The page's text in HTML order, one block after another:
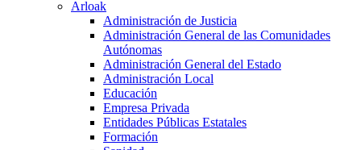
Arloak
Administración de Justicia
Administración General de las Comunidades
Autónomas
Administración General del Estado
Administración Local
Educación
Empresa Privada
Entidades Públicas Estatales
Formación